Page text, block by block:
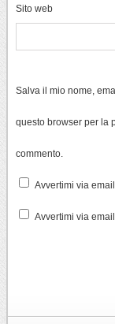
Sito web
Salva il mio nome,
questo browser per la
commento.
Avvertimi via
Avvertimi via